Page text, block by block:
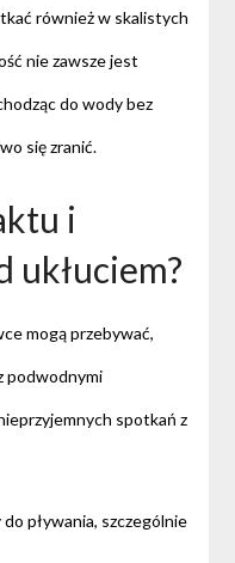
również w skalistych
nie zawsze jest
do wody bez
się zranić.
i
ukłuciem?
mogą przebywać,
podwodnymi
spotkań z
pływania, szczególnie